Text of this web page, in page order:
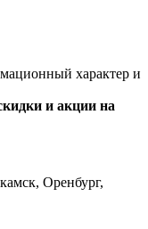
характер и
и акции на
Оренбург,